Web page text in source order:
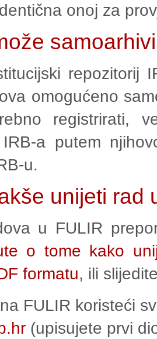
onoj za
repozitorij
omogućeno
registrirati,
IRB-a putem
u.
unijeti rad
u FULIR
o tome kako
formatu, ili
FULIR koristeći
(upisujete prvi